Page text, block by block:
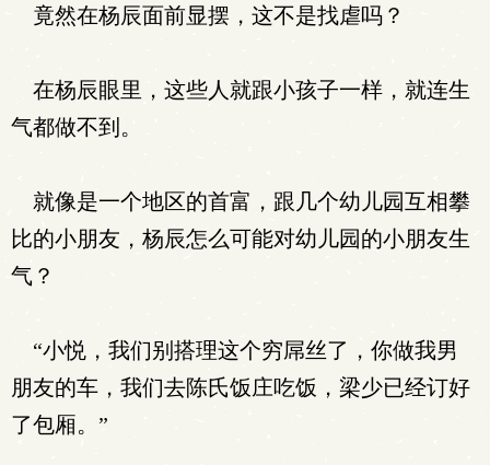
竟然在杨辰面前显摆，这不是找虐吗？
在杨辰眼里，这些人就跟小孩子一样，就连生
气都做不到。
就像是一个地区的首富，跟几个幼儿园互相攀
比的小朋友，杨辰怎么可能对幼儿园的小朋友生
气？
“小悦，我们别搭理这个穷屌丝了，你做我男
朋友的车，我们去陈氏饭庄吃饭，梁少已经订好
了包厢。”